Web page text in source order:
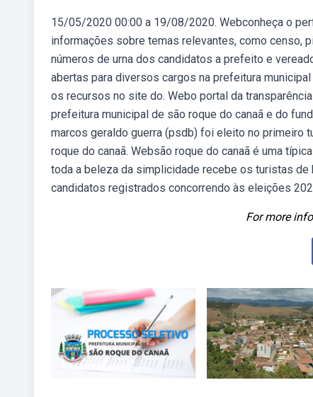
15/05/2020 00:00 a 19/08/2020. Webconheça o
informações sobre temas relevantes, como censo,
números de urna dos candidatos a prefeito e
abertas para diversos cargos na prefeitura
os recursos no site do. Webo portal da
prefeitura municipal de são roque do canaã e do
marcos geraldo guerra (psdb) foi eleito no primeiro
roque do canaã. Websão roque do canaã é uma
toda a beleza da simplicidade recebe os turistas de
candidatos registrados concorrendo às eleições
For more